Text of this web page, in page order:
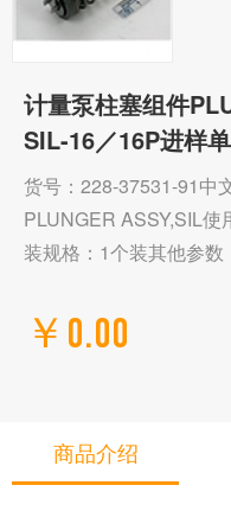
计量泵柱塞组件
SIL-16／16P进样
货号：228-37531-91中
PLUNGER ASSY,SIL
装规格：1个装其他参
￥0.00
商品介绍